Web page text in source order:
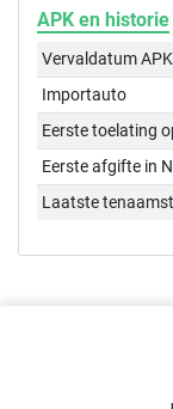
APK en historie
Vervaldatum APK
Importauto
Eerste toelating
Eerste afgifte in
Laatste